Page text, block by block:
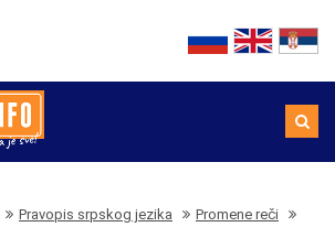
Pravopis srpskog jezika Promene reči